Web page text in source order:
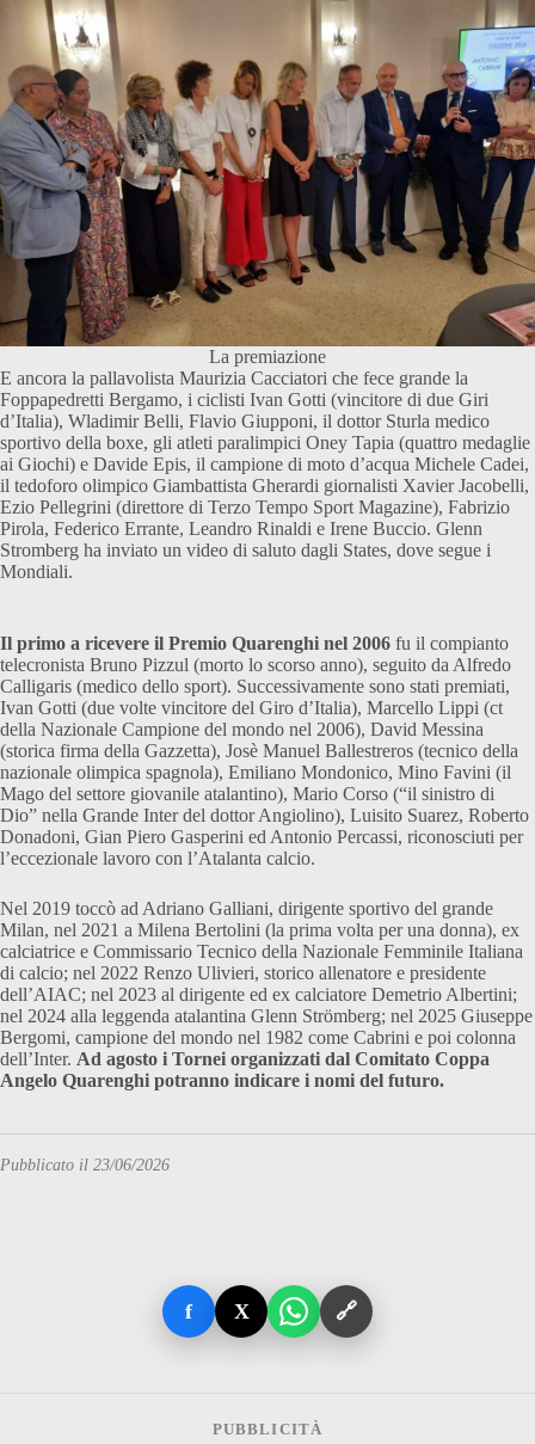
La premiazione
E ancora la pallavolista Maurizia Cacciatori che fece grande la
Foppapedretti Bergamo, i ciclisti Ivan Gotti (vincitore di due Giri
d’Italia), Wladimir Belli, Flavio Giupponi, il dottor Sturla medico
sportivo della boxe, gli atleti paralimpici Oney Tapia (quattro medaglie
ai Giochi) e Davide Epis, il campione di moto d’acqua Michele Cadei,
il tedoforo olimpico Giambattista Gherardi giornalisti Xavier Jacobelli,
Ezio Pellegrini (direttore di Terzo Tempo Sport Magazine), Fabrizio
Pirola, Federico Errante, Leandro Rinaldi e Irene Buccio. Glenn
Stromberg ha inviato un video di saluto dagli States, dove segue i
Mondiali.
Il primo a ricevere il Premio Quarenghi nel 2006 fu il compianto
telecronista Bruno Pizzul (morto lo scorso anno), seguito da Alfredo
Calligaris (medico dello sport). Successivamente sono stati premiati,
Ivan Gotti (due volte vincitore del Giro d’Italia), Marcello Lippi (ct
della Nazionale Campione del mondo nel 2006), David Messina
(storica firma della Gazzetta), Josè Manuel Ballestreros (tecnico della
nazionale olimpica spagnola), Emiliano Mondonico, Mino Favini (il
Mago del settore giovanile atalantino), Mario Corso (“il sinistro di
Dio” nella Grande Inter del dottor Angiolino), Luisito Suarez, Roberto
Donadoni, Gian Piero Gasperini ed Antonio Percassi, riconosciuti per
l’eccezionale lavoro con l’Atalanta calcio.
Nel 2019 toccò ad Adriano Galliani, dirigente sportivo del grande
Milan, nel 2021 a Milena Bertolini (la prima volta per una donna), ex
calciatrice e Commissario Tecnico della Nazionale Femminile Italiana
di calcio; nel 2022 Renzo Ulivieri, storico allenatore e presidente
dell’AIAC; nel 2023 al dirigente ed ex calciatore Demetrio Albertini;
nel 2024 alla leggenda atalantina Glenn Strömberg; nel 2025 Giuseppe
Bergomi, campione del mondo nel 1982 come Cabrini e poi colonna
dell’Inter. Ad agosto i Tornei organizzati dal Comitato Coppa
Angelo Quarenghi potranno indicare i nomi del futuro.
Pubblicato il 23/06/2026
f X 🔗
PUBBLICITÀ